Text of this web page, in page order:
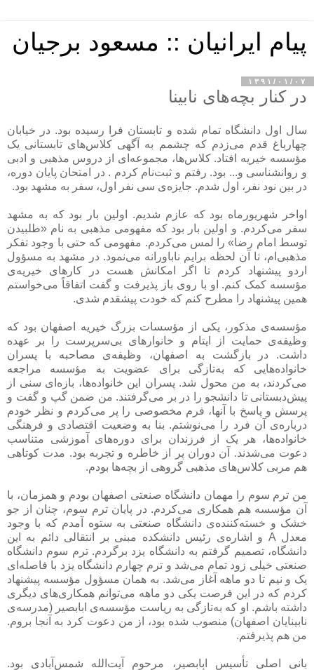
پیام ایرانیان :: مسعود برجیان
۱۳۹۱/۰۱/۰۷
در کنار بچه‌های نابینا
سال اول دانشگاه تمام شده و تابستان فرا رسیده بود. در خیابان
چهارباغ قدم می‌زدم که چشمم به آگهی کلاس‌های تابستانی یک
مؤسسه خیریه افتاد. کلاس‌ها، مجموعه‌ای از دروس مذهبی و ادبی
و روانشناسی و... بود. رفتم و ثبت‌نام کردم . در امتحان پایان دوره،
در بین نود نفر، اول شدم. جایزه‌ی سی نفر اول، سفر به مشهد بود.
اواخر شهریورماه بود که عازم شدیم. اولین بار بود که به مشهد
سفر می‌کردم. و اولین بار بود که مفهومی مذهبی به نام «طلبیدن
توسط امام رضا» را لمس می‌کردم. مفهومی که حتی با وجود تفکر
مذهبی‌ام، تا آن لحظه برایم ناباورانه می‌نمود. در مشهد به مسؤول
اردو پیشنهاد کردم تا اگر امکانش هست در کارهای خیریه‌ی
مؤسسه کمک کنم. او با روی باز پذیرفت و گفت اتفاقاً می‌خواستم
همین پیشنهاد را مطرح کنم که خودت پیشقدم شدی.
مؤسسه‌ی مذکور، یکی از مؤسسات بزرگ خیریه اصفهان بود که
وظیفه‌ی حمایت از ایتام و خانوارهای بی‌سرپرست را بر عهده
داشت. در بازگشت به اصفهان، وظیفه‌ی مصاحبه با پسران
خانواده‌هایی که به‌تازگی برای عضویت به مؤسسه مراجعه
می‌کردند، به من محول شد. پسران این خانواده‌ها، بازه‌ای سنی از
پیش‌دبستانی تا دانشجو را در بر می‌گرفتند. من ضمن گپ و گفت و
پرسش و پاسخ با آنها، فرم مخصوصی را پر می‌کردم و نظر خودم
درباره‌ی آن فرد را می‌نوشتم. بنا به وضعیت اقتصادی و فرهنگی
خانواده‌ها، هر یک از فرزندان برای دوره‌های آموزشی متناسب
دعوت می‌شدند. آن دوران پر از خاطره و تجربه بود. مدت کوتاهی
هم مربی کلاس‌های مذهبی گروهی از بچه‌ها بودم.
من ترم سوم را مهمان دانشگاه صنعتی اصفهان بودم و همزمان، با
آن مؤسسه هم همکاری می‌کردم. در پایان ترم سوم، چنان از جو
خشک و خسته‌کننده‌ی دانشگاه صنعتی به ستوه آمدم که با وجود
معدل A و اشاره‌ی رئیس دانشکده مبنی بر انتقالی دائم به این
دانشگاه، تصمیم گرفتم به دانشگاه یزد برگردم. ترم سوم دانشگاه
صنعتی خیلی زود تمام می‌شد و ترم چهارم دانشگاه یزد با فاصله‌ای
یک و نیم تا دو ماهه آغاز می‌شد. به همان مسؤول مؤسسه پیشنهاد
کردم که در این فرصت یکی دو ماهه می‌توانم همکاری‌های دیگری
داشته باشم. او که به‌تازگی به ریاست مؤسسه‌ی ابابصیر (مدرسه‌ی
نابینایان اصفهان) منصوب شده بود، از من دعوت کرد به آنجا بروم.
من هم پذیرفتم.
بانی اصلی تأسیس ابابصیر، مرحوم آیت‌الله شمس‌آبادی بود.